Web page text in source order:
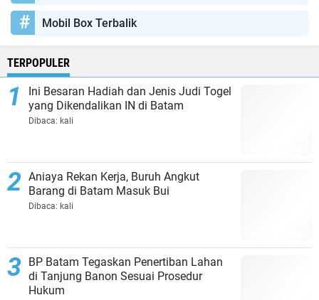
Mobil Box Terbalik
TERPOPULER
Ini Besaran Hadiah dan Jenis Judi Togel
yang Dikendalikan IN di Batam
Dibaca: kali
Aniaya Rekan Kerja, Buruh Angkut
Barang di Batam Masuk Bui
Dibaca: kali
BP Batam Tegaskan Penertiban Lahan
di Tanjung Banon Sesuai Prosedur
Hukum